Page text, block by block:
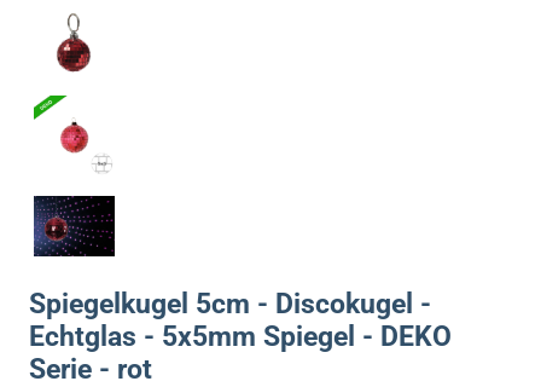
Spiegelkugel 5cm - Discokugel -
Echtglas - 5x5mm Spiegel - DEKO
Serie - rot